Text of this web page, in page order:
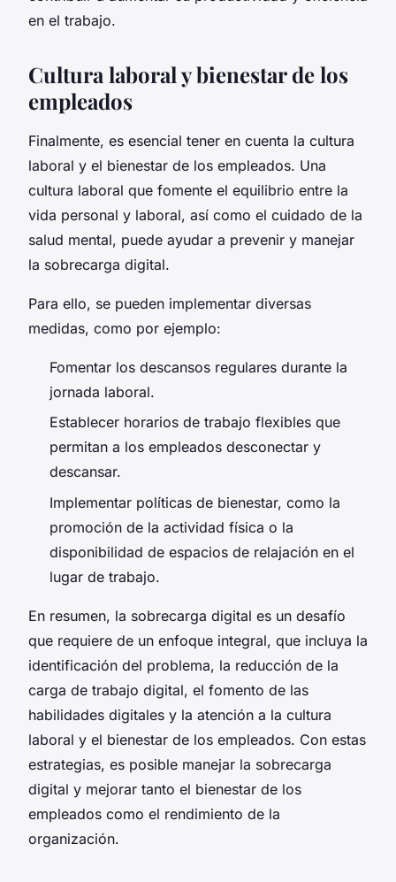
en el trabajo.
Cultura laboral y bienestar de los
empleados
Finalmente, es esencial tener en cuenta la cultura
laboral y el bienestar de los empleados. Una
cultura laboral que fomente el equilibrio entre la
vida personal y laboral, así como el cuidado de la
salud mental, puede ayudar a prevenir y manejar
la sobrecarga digital.
Para ello, se pueden implementar diversas
medidas, como por ejemplo:
Fomentar los descansos regulares durante la
jornada laboral.
Establecer horarios de trabajo flexibles que
permitan a los empleados desconectar y
descansar.
Implementar políticas de bienestar, como la
promoción de la actividad física o la
disponibilidad de espacios de relajación en el
lugar de trabajo.
En resumen, la sobrecarga digital es un desafío
que requiere de un enfoque integral, que incluya la
identificación del problema, la reducción de la
carga de trabajo digital, el fomento de las
habilidades digitales y la atención a la cultura
laboral y el bienestar de los empleados. Con estas
estrategias, es posible manejar la sobrecarga
digital y mejorar tanto el bienestar de los
empleados como el rendimiento de la
organización.